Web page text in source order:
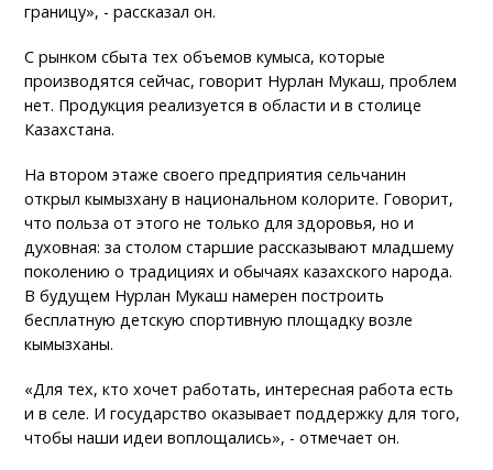
границу», - рассказал он.
С рынком сбыта тех объемов кумыса, которые
производятся сейчас, говорит Нурлан Мукаш, проблем
нет. Продукция реализуется в области и в столице
Казахстана.
На втором этаже своего предприятия сельчанин
открыл кымызхану в национальном колорите. Говорит,
что польза от этого не только для здоровья, но и
духовная: за столом старшие рассказывают младшему
поколению о традициях и обычаях казахского народа.
В будущем Нурлан Мукаш намерен построить
бесплатную детскую спортивную площадку возле
кымызханы.
«Для тех, кто хочет работать, интересная работа есть
и в селе. И государство оказывает поддержку для того,
чтобы наши идеи воплощались», - отмечает он.